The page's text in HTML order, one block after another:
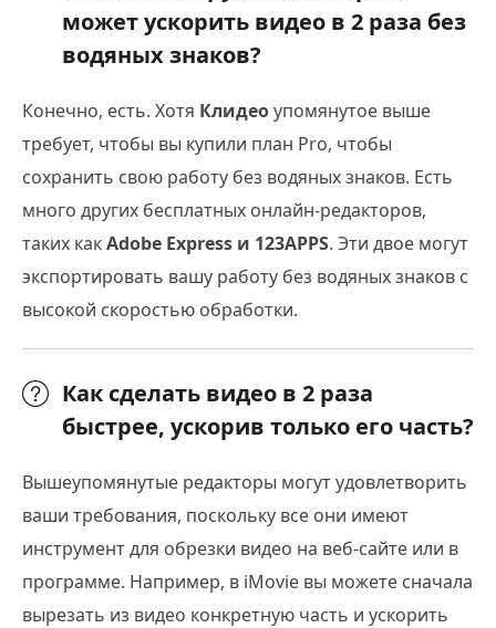
может ускорить видео в 2 раза без
водяных знаков?
Конечно, есть. Хотя Клидеоупомянутое выше
требует, чтобы вы купили план Pro, чтобы
сохранить свою работу без водяных знаков. Есть
много других бесплатных онлайн-редакторов,
таких какAdobe Express и 123APPS. Эти двое могут
экспортировать вашу работу без водяных знаков с
высокой скоростью обработки.
Как сделать видео в 2 раза
быстрее, ускорив только его часть?
Вышеупомянутые редакторы могут удовлетворить
ваши требования, поскольку все они имеют
инструмент для обрезки видео на веб-сайте или в
программе. Например, в iMovie вы можете сначала
вырезать из видео конкретную часть и ускорить